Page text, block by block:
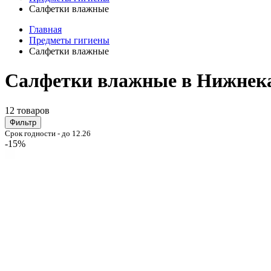
Салфетки влажные
Главная
Предметы гигиены
Салфетки влажные
Салфетки влажные в
12 товаров
Фильтр
Срок годности - до 12.26
-15%